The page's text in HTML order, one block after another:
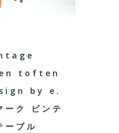
toften
by e.
ク ビンテ
ーブル